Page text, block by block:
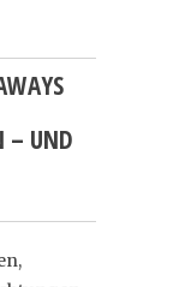
– UND